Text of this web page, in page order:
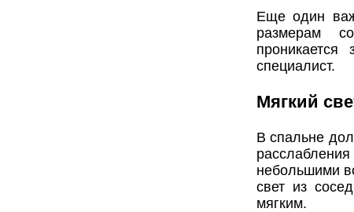
Еще один
размерам
специалист.
Мягкий
В спальне
небольшими
свет из
мягким.